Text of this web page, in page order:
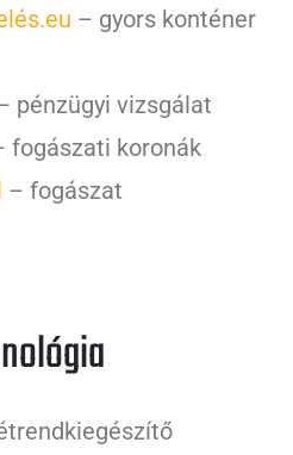
– gyors konténer
pénzügyi vizsgálat
fogászati koronák
– fogászat